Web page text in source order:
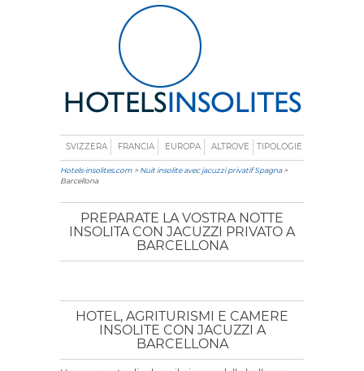
SVIZZERA FRANCIA EUROPA ALTROVE TIPOLOGIE
Hotels-insolites.com >Nuit insolite avec jacuzzi privatif Spagna>
Barcellona
PREPARATE LA VOSTRA NOTTE
INSOLITA CON JACUZZI PRIVATO A
BARCELLONA
HOTEL, AGRITURISMI E CAMERE
INSOLITE CON JACUZZI A
BARCELLONA